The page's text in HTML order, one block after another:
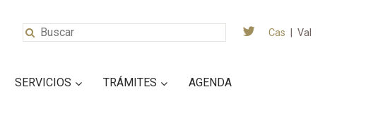
Cas Val
SERVICIOS TRÁMITES AGENDA